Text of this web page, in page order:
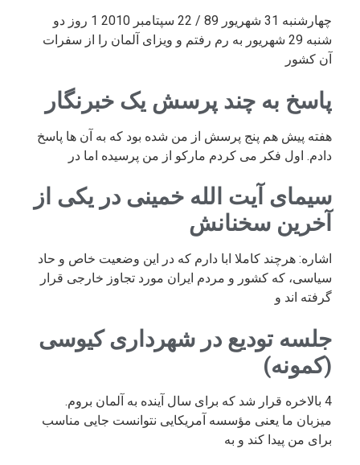
چهارشنبه 31 شهریور 89 / 22 سپتامبر 2010 1 روز دو
شنبه 29 شهریور به رم رفتم و ویزای آلمان را از سفرات
آن کشور
پاسخ به چند پرسش یک خبرنگار
هفته پیش هم پنج پرسش از من شده بود که به آن ها پاسخ
دادم. اول فکر می کردم مارکو از من پرسیده اما در
سیمای آیت الله خمینی در یکی از
آخرین سخنانش
اشاره: هرچند کاملا ابا دارم که در این وضعیت خاص و حاد
سیاسی، که کشور و مردم ایران مورد تجاوز خارجی قرار
گرفته اند و
جلسه تودیع در شهرداری کیوسی
(کمونه)
4 بالاخره قرار شد که برای سال آینده به آلمان بروم.
میزبان ما یعنی مؤسسه آمریکایی نتوانست جایی مناسب
برای من پیدا کند و به